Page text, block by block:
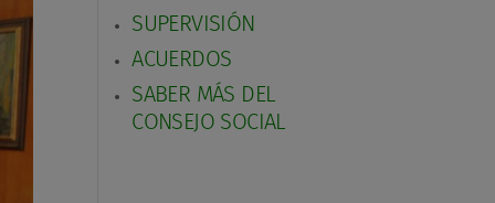
SUPERVISIÓN
ACUERDOS
SABER MÁS DEL
CONSEJO SOCIAL